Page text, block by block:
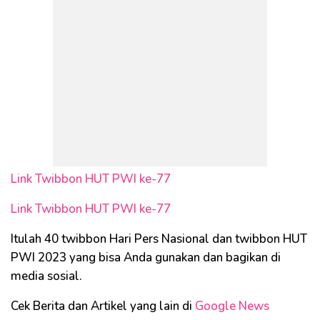
Link Twibbon HUT PWI ke-77
Link Twibbon HUT PWI ke-77
Itulah 40 twibbon Hari Pers Nasional dan twibbon HUT
PWI 2023 yang bisa Anda gunakan dan bagikan di
media sosial.
Cek Berita dan Artikel yang lain di Google News